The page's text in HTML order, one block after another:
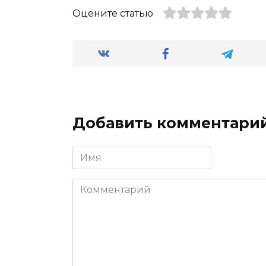
Оцените статью
Добавить
Имя
Комментарий